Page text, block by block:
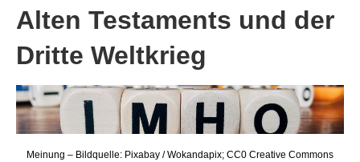
Alten Testaments und der
Dritte Weltkrieg
Meinung – Bildquelle: Pixabay / Wokandapix; CC0 Creative Commons